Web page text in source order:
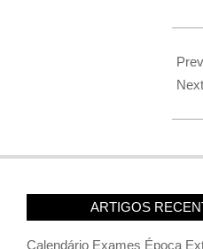
ARTIGOS
Calendário Exames Época